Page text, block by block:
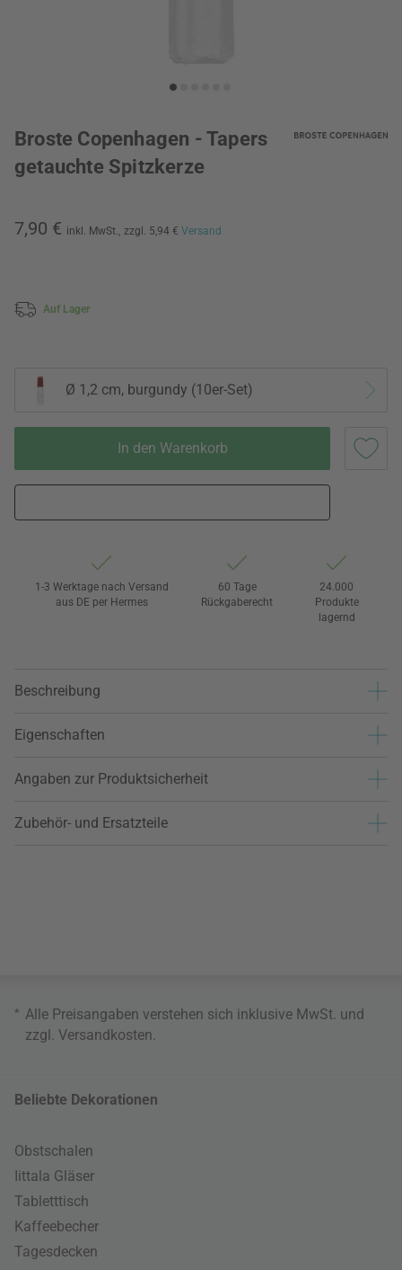
Broste Copenhagen - Tapers
getauchte Spitzkerze
7,90 € inkl. MwSt., zzgl. 5,94 € Versand
Auf Lager
Ø 1,2 cm, burgundy (10er-Set)
In den Warenkorb
1-3 Werktage nach Versand
aus DE per Hermes
60 Tage
Rückgaberecht
24.000
Produkte
lagernd
Beschreibung
Eigenschaften
Angaben zur Produktsicherheit
Zubehör- und Ersatzteile
* Alle Preisangaben verstehen sich inklusive MwSt. und
zzgl. Versandkosten
Beliebte Dekorationen
Obstschalen
Iittala Gläser
Tabletttisch
Kaffeebecher
Tagesdecken